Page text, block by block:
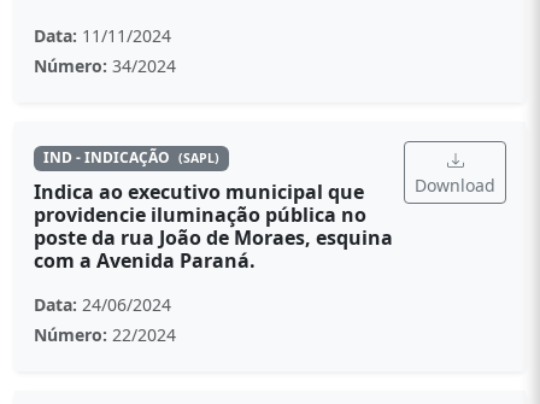
Data: 11/11/2024
Número: 34/2024
IND - INDICAÇÃO (SAPL)
Indica ao executivo municipal que
providencie iluminação pública no
poste da rua João de Moraes, esquina
com a Avenida Paraná.
Download
Data: 24/06/2024
Número: 22/2024